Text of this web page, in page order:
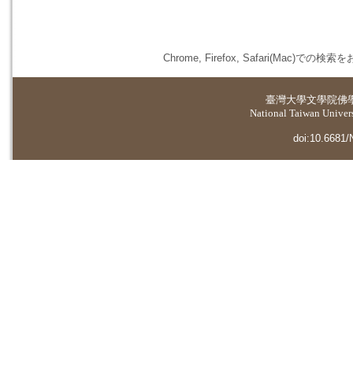
Chrome, Firefox, Safari(Mac)での検索を
臺灣大學文學院佛
National Taiwan
doi:10.6681/